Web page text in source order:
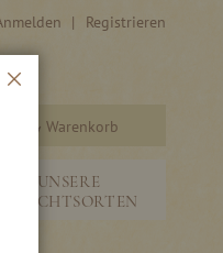
Registrieren
Warenkorb
UNSERE
FRUCHTSORTEN